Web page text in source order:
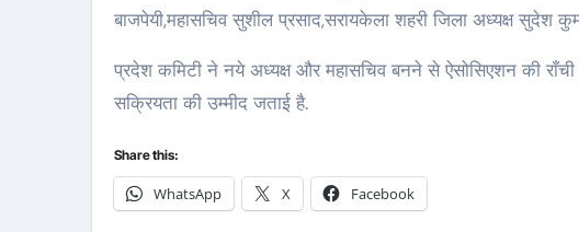
बाजपेयी,महासचिव सुशील प्रसाद,सरायकेला शहरी जिला अध्यक्ष सुदेश
प्रदेश कमिटी ने नये अध्यक्ष और महासचिव बनने से ऐसोसिएशन की
सक्रियता की उम्मीद जताई है.
Share this:
WhatsApp X Facebook